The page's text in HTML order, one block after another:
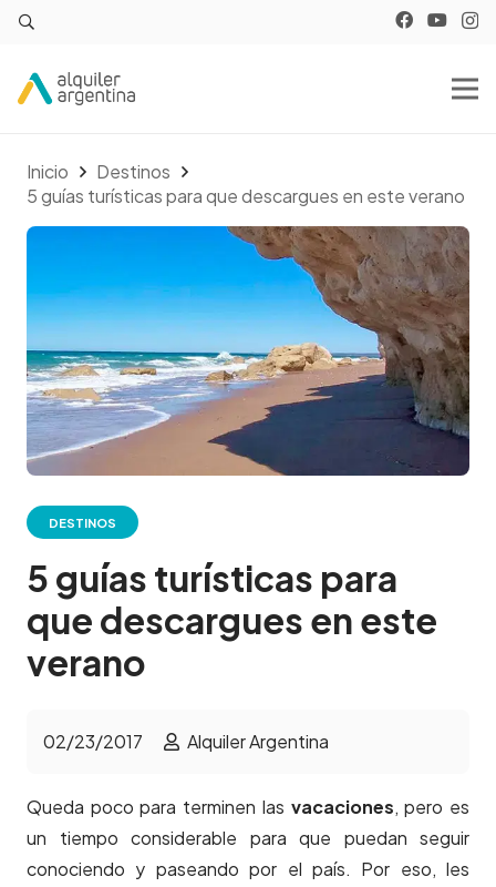
Inicio
Destinos
5 guías turísticas para que descargues en este verano
DESTINOS
5 guías turísticas para
que descargues en este
verano
02/23/2017 Alquiler Argentina
Queda poco para terminen las vacaciones, pero es
un tiempo considerable para que puedan seguir
conociendo y paseando por el país. Por eso, les